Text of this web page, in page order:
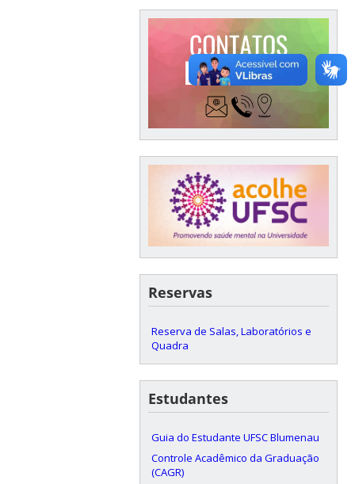
Reservas
Reserva de Salas, Laboratórios e
Quadra
Estudantes
Guia do Estudante UFSC Blumenau
Controle Acadêmico da Graduação
(CAGR)